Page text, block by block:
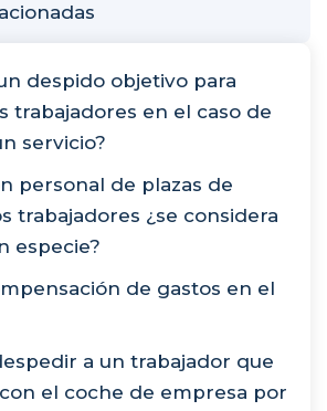
despido objetivo para
trabajadores en el caso de
servicio?
personal de plazas de
trabajadores ¿se considera
especie?
de gastos en el
a un trabajador que
el coche de empresa por